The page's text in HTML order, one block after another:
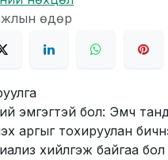
өдөр
эмгэгтэй бол: Эмч
аргыг тохируулан
хийлгэж байгаа